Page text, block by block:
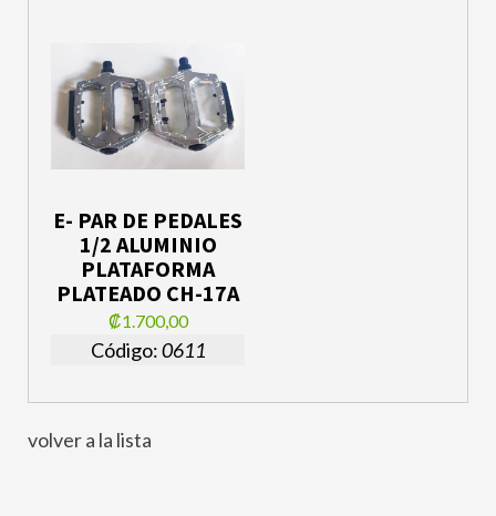
E- PAR DE PEDALES
1/2 ALUMINIO
PLATAFORMA
PLATEADO CH-17A
₡1.700,00
Código:0611
volver a la lista